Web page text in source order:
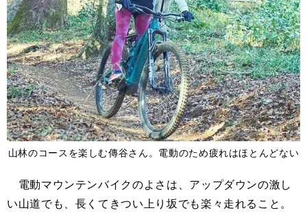
山林のコースを楽しむ傳谷さん。電動のため疲れはほとんどない
電動マウンテンバイクのよさは、アップダウンの激し
い山道でも、長くてきつい上り坂でも楽々走れること。